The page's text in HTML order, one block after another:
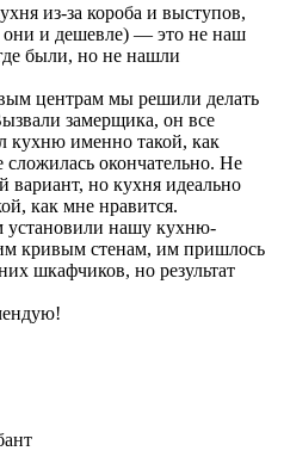
из-за короба и выступов,
они и дешевле) — это не наш
были, но не нашли
центрам мы решили делать
замерщика, он все
кухню именно такой, как
сложилась окончательно. Не
вариант, но кухня идеально
как мне нравится.
установили нашу кухню-
кривым стенам, им пришлось
шкафчиков, но результат